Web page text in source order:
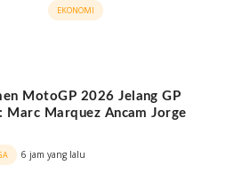
EKONOMI
MotoGP 2026 Jelang GP
Marc Marquez Ancam Jorge
6 jam yang lalu